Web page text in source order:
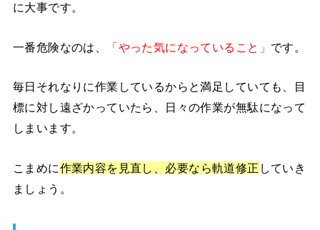
に大事です。
一番危険なのは、 「やった気になっていること」 です。
毎日それなりに作業しているからと満足していても、目
標に対し遠ざかっていたら、日々の作業が無駄になって
しまいます。
こまめに作業内容を見直し、必要なら軌道修正 していき
ましょう。